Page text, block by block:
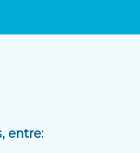
entre: